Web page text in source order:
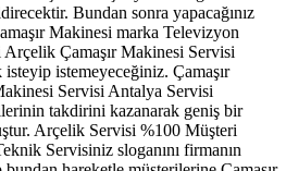
Bundan sonra yapacağınız
Makinesi marka Televizyon
Arçelik Çamaşır Makinesi Servisi
istemeyeceğiniz. Çamaşır
Servisi Antalya Servisi
takdirini kazanarak geniş bir
Arçelik Servisi %100 Müşteri
Servisiniz sloganını firmanın